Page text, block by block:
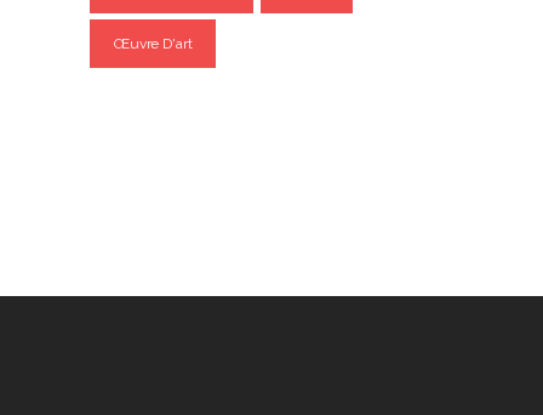
Œuvre D'art